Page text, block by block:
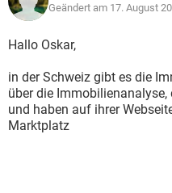
Geändert am 17. August
Hallo Oskar,
in der Schweiz gibt es die
über die
und haben auf ihrer
Marktplatz